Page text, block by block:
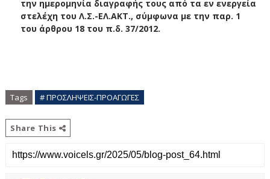
την ημερομηνία διαγραφής τους από τα εν ενεργεία
στελέχη του Λ.Σ.-ΕΛ.ΑΚΤ., σύμφωνα με την παρ. 1
του άρθρου 18 του π.δ. 37/2012.
Tags # ΠΡΟΣΛΗΨΕΙΣ-ΠΡΟΑΓΩΓΕΣ
Share This